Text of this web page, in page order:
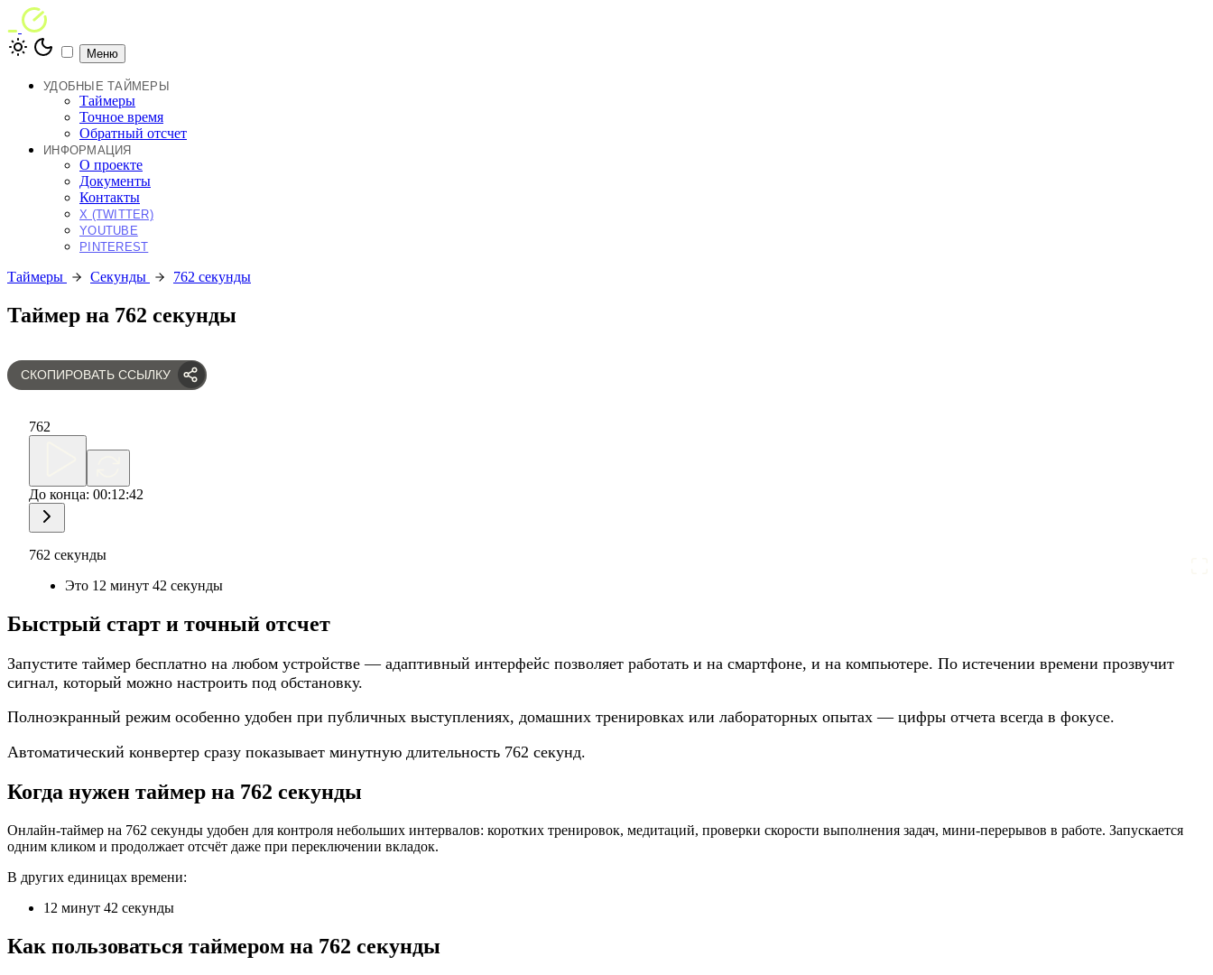
Меню
УДОБНЫЕ ТАЙМЕРЫ
Таймеры
Точное время
Обратный отсчет
ИНФОРМАЦИЯ
О проекте
Документы
Контакты
X (TWITTER)
YOUTUBE
PINTEREST
Таймеры Секунды 762 секунды
Таймер на 762 секунды
СКОПИРОВАТЬ ССЫЛКУ
762
До конца: 00:12:42
762 секунды
Это 12 минут 42 секунды
НАСТРОЙКИ
Громкость:
Быстрый старт и точный отсчет
Запустите таймер бесплатно на любом устройстве — адаптивный интерфейс позволяет работать и на смартфоне, и на компьютере. По истечении времени прозвучит
сигнал, который можно настроить под обстановку.
Полноэкранный режим особенно удобен при публичных выступлениях, домашних тренировках или лабораторных опытах — цифры отчета всегда в фокусе.
Автоматический конвертер сразу показывает минутную длительность 762 секунд.
Когда нужен таймер на 762 секунды
Онлайн-таймер на 762 секунды удобен для контроля небольших интервалов: коротких тренировок, медитаций, проверки скорости выполнения задач, мини-перерывов в работе. Запускается
одним кликом и продолжает отсчёт даже при переключении вкладок.
В других единицах времени:
12 минут 42 секунды
Как пользоваться таймером на 762 секунды